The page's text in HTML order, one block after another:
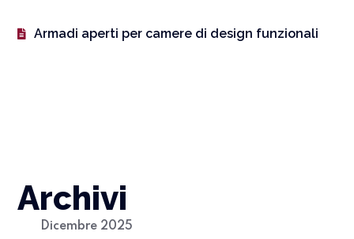
Armadi aperti per camere di design funzionali
Archivi
Dicembre 2025